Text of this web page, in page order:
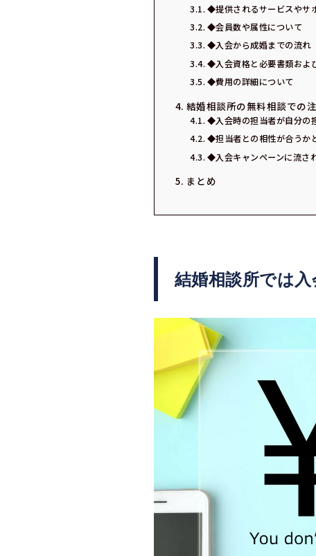
◆提供されるサービスやサ
◆会員数や属性について
◆入会から成婚までの流れ
◆入会資格と必要書類およ
◆費用の詳細について
結婚相談所の無料相談での
◆入会時の担当者が自分の
◆担当者との相性が合うか
◆入会キャンペーンに流さ
まとめ
結婚相談所では